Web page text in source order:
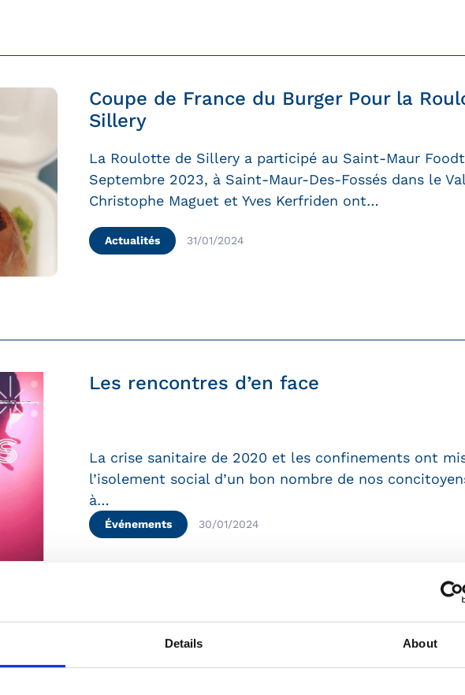
Details About
Coupe de France du Burger Pour la
Sillery
La Roulotte de Sillery a participé au Saint-Maur
Septembre 2023, à Saint-Maur-Des-Fossés dans le
Christophe Maguet et Yves Kerfriden ont…
Actualités 31/01/2024
Les rencontres d’en face
La crise sanitaire de 2020 et les confinements ont
l’isolement social d’un bon nombre de nos
à…
Événements 30/01/2024
Emploi Accompagné